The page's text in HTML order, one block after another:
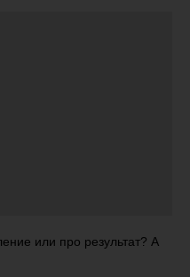
или про результат? А